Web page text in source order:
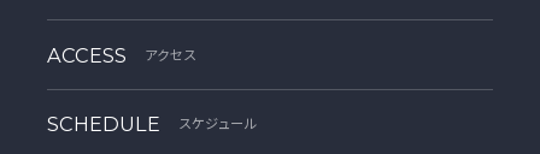
ACCESS アクセス
SCHEDULE スケジュール